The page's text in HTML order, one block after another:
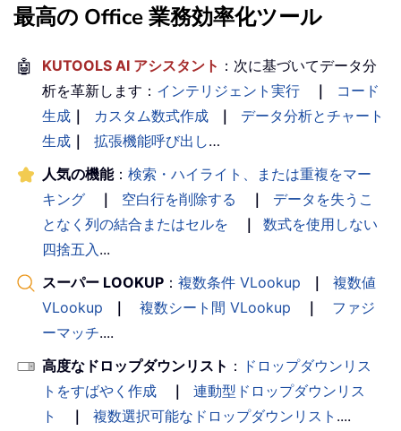
            pos1
= InStr(1 , cell
                pos2
= InStr (pos1 +
If
pos2 >
Then
(
                        result
= Left
                        result
= Mid
Else
                        result
= cell
                    result
cell.
End If
End If
            outputCell
.Offset( i, 0
End If
最高の Office 業務効率化ツール
🤖 KUTOOLS AI アシスタント ：次に基づいてデータ分
析を革新します： インテリジェント実行 ｜
コード
生成 ｜ カスタム数式作成 ｜
データ分析とチャート
生成 ｜ 拡張機能呼び出し…
人気の機能： 検索・ハイライト、または重複をマー
キング
｜ 空白行を削除する ｜
データを失うこ
となく列の結合またはセルを
｜
数式を使用しない
四捨五入 ...
スーパー LOOKUP ： 複数条件 VLookup ｜
複数値
VLookup
｜ 複数シート間 VLookup ｜
ファジ
ーマッチ....
高度なドロップダウンリスト ： ドロップダウンリス
トをすばやく作成
｜
連動型ドロップダウンリス
ト
｜ 複数選択可能なドロップダウンリスト ....